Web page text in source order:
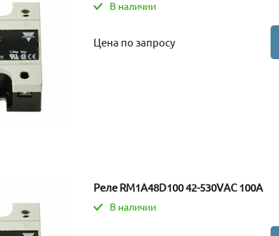
В наличии
Цена по запросу
Реле RM1A48D100 42-530VAC 100A
В наличии